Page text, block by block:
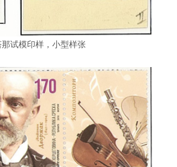
试模印样，小型样张